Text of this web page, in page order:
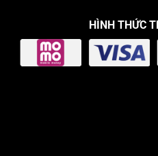
HÌNH THỨC